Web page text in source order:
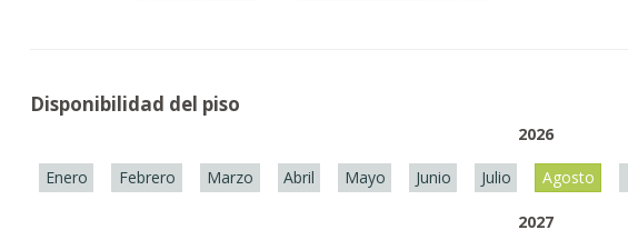
Disponibilidad del piso
2026
Enero Febrero Marzo Abril Mayo Junio Julio Agosto
2027